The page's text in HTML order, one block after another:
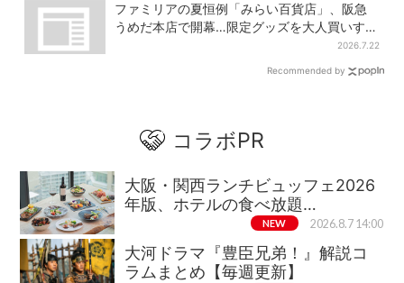
ファミリアの夏恒例「みらい百貨店」、阪急
うめだ本店で開幕…限定グッズを大人買いする
2026.7.22
Recommended by
コラボPR
大阪・関西ランチビュッフェ2026
年版、ホテルの食べ放題…
NEW 2026.8.7 14:00
大河ドラマ『豊臣兄弟！』解説コ
ラムまとめ【毎週更新】